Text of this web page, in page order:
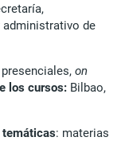
administrativo de
on
los cursos: Bilbao,
temáticas: materias